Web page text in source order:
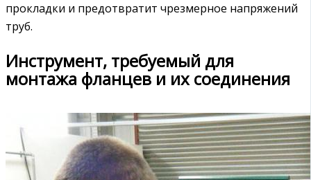
прокладки и предотвратит чрезмерное напряжений
труб.
Инструмент, требуемый для
монтажа фланцев и их соединения